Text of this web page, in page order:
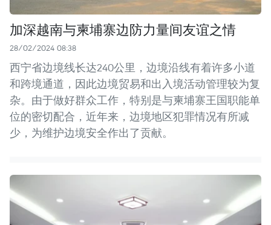
加深越南与柬埔寨边防力量间友谊之情
28/02/2024 08:38
西宁省边境线长达240公里，边境沿线有着许多小道
和跨境通道，因此边境贸易和出入境活动管理较为复
杂。由于做好群众工作，特别是与柬埔寨王国职能单
位的密切配合，近年来，边境地区犯罪情况有所减
少，为维护边境安全作出了贡献。